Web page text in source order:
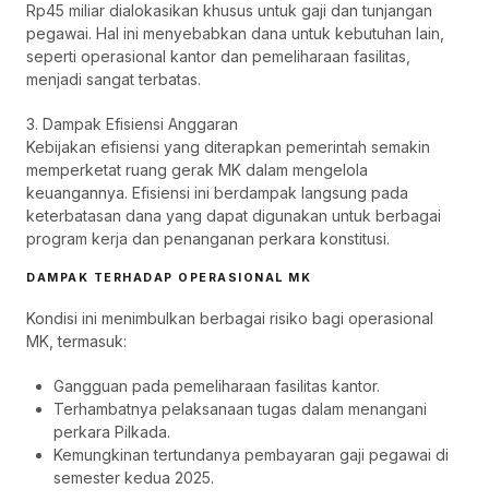
Rp45 miliar dialokasikan khusus untuk gaji dan tunjangan
pegawai. Hal ini menyebabkan dana untuk kebutuhan lain,
seperti operasional kantor dan pemeliharaan fasilitas,
menjadi sangat terbatas.
3. Dampak Efisiensi Anggaran
Kebijakan efisiensi yang diterapkan pemerintah semakin
memperketat ruang gerak MK dalam mengelola
keuangannya. Efisiensi ini berdampak langsung pada
keterbatasan dana yang dapat digunakan untuk berbagai
program kerja dan penanganan perkara konstitusi.
DAMPAK TERHADAP OPERASIONAL MK
Kondisi ini menimbulkan berbagai risiko bagi operasional
MK, termasuk:
Gangguan pada pemeliharaan fasilitas kantor.
Terhambatnya pelaksanaan tugas dalam menangani
perkara Pilkada.
Kemungkinan tertundanya pembayaran gaji pegawai di
semester kedua 2025.